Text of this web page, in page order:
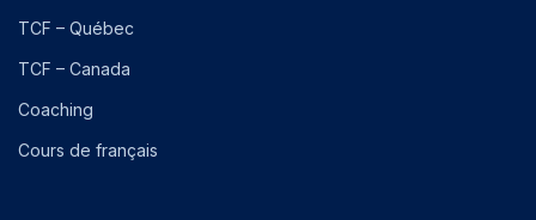
TCF – Québec
TCF – Canada
Coaching
Cours de français